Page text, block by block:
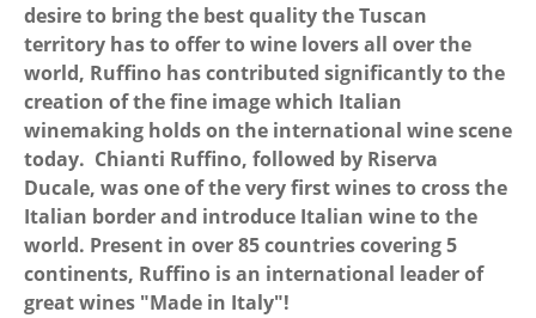
desire to bring the best quality the Tuscan
territory has to offer to wine lovers all over the
world, Ruffino has contributed significantly to the
creation of the fine image which Italian
winemaking holds on the international wine scene
today. Chianti Ruffino, followed by Riserva
Ducale, was one of the very first wines to cross the
Italian border and introduce Italian wine to the
world. Present in over 85 countries covering 5
continents, Ruffino is an international leader of
great wines "Made in Italy"!